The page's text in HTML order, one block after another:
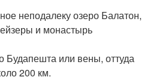
неподалеку озеро Балатон,
и монастырь
Будапешта или вены, оттуда
200 км.